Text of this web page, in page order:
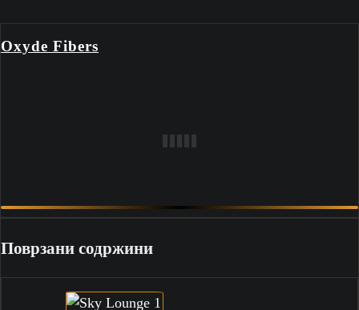
Oxyde Fibers
Поврзани содржини